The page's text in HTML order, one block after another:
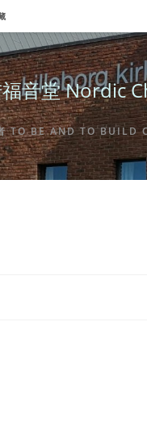
音堂 Nordic
TO BE AND TO BUILD